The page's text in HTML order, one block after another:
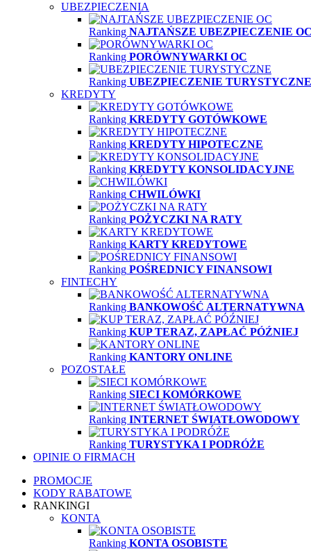
UBEZPIECZENIA
Ranking NAJTAŃSZE UBEZPIECZENIE
Ranking PORÓWNYWARKI OC
Ranking UBEZPIECZENIE TURYSTYCZNE
KREDYTY
Ranking KREDYTY GOTÓWKOWE
Ranking KREDYTY HIPOTECZNE
Ranking KREDYTY KONSOLIDACYJNE
Ranking CHWILÓWKI
Ranking POŻYCZKI NA RATY
Ranking KARTY KREDYTOWE
Ranking POŚREDNICY FINANSOWI
FINTECHY
Ranking BANKOWOŚĆ ALTERNATYWNA
Ranking KUP TERAZ, ZAPŁAĆ PÓŹNIEJ
Ranking KANTORY ONLINE
POZOSTAŁE
Ranking SIECI KOMÓRKOWE
Ranking INTERNET ŚWIATŁOWODOWY
Ranking TURYSTYKA I PODRÓŻE
OPINIE O FIRMACH
PROMOCJE
KODY RABATOWE
RANKINGI
KONTA
Ranking KONTA OSOBISTE